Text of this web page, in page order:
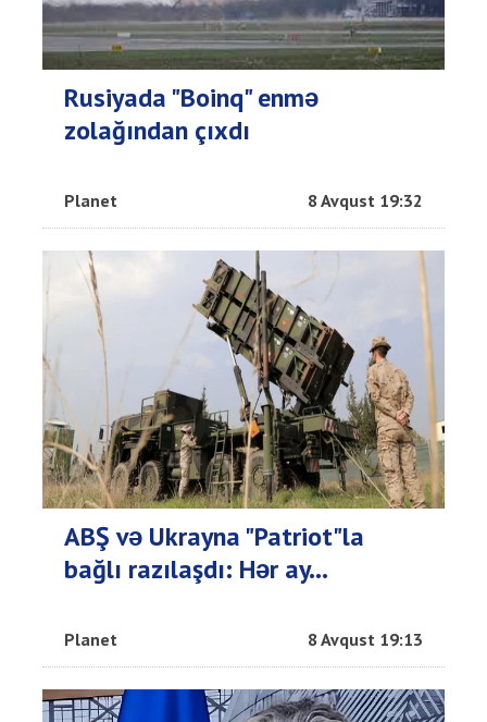
Rusiyada "Boinq" enmə
zolağından çıxdı
Planet 8 Avqust 19:32
ABŞ və Ukrayna "Patriot"la
bağlı razılaşdı: Hər ay...
Planet 8 Avqust 19:13